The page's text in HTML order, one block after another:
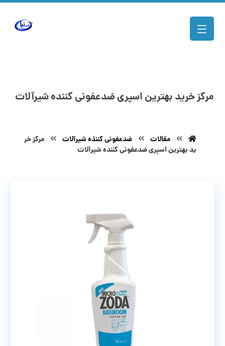
مرکز خرید بهترین اسپری ضدعفونی کننده شیرآلات
مقالات ضدعفونی کننذه شیرآلات
مرکز خر
ید بهترین اسپری ضدعفونی کننده شیرآلات